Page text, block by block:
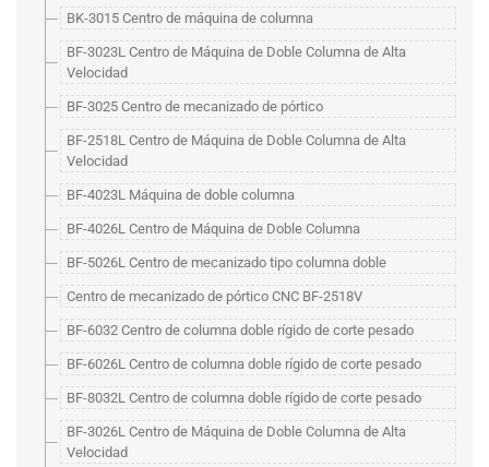
BK-3015 Centro de máquina de columna
BF-3023L Centro de Máquina de Doble Columna de Alta
Velocidad
BF-3025 Centro de mecanizado de pórtico
BF-2518L Centro de Máquina de Doble Columna de Alta
Velocidad
BF-4023L Máquina de doble columna
BF-4026L Centro de Máquina de Doble Columna
BF-5026L Centro de mecanizado tipo columna doble
Centro de mecanizado de pórtico CNC BF-2518V
BF-6032 Centro de columna doble rígido de corte pesado
BF-6026L Centro de columna doble rígido de corte pesado
BF-8032L Centro de columna doble rígido de corte pesado
BF-3026L Centro de Máquina de Doble Columna de Alta
Velocidad